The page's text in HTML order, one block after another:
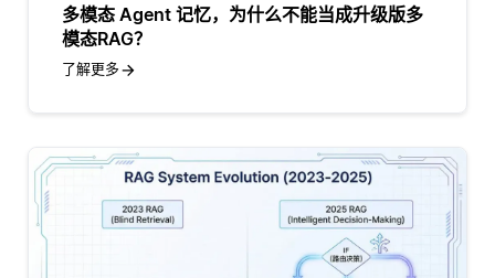
多模态 Agent 记忆，为什么不能当成升级版多
模态RAG？
了解更多